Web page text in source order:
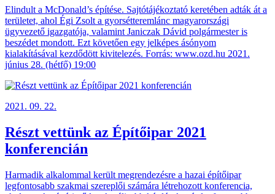
Elindult a McDonald’s építése. Sajtótájékoztató keretében adták át a
területet, ahol Égi Zsolt a gyorsétteremlánc magyarországi
ügyvezető igazgatója, valamint Janiczak Dávid polgármester is
beszédet mondott. Ezt követően egy jelképes ásónyom
kialakításával kezdődött kivitelezés. Forrás: www.ozd.hu 2021.
június 28. (hétfő) 19:00
2021. 09. 22.
Részt vettünk az Építőipar 2021
konferencián
Harmadik alkalommal került megrendezésre a hazai építőipar
legfontosabb szakmai szereplői számára létrehozott konferencia,